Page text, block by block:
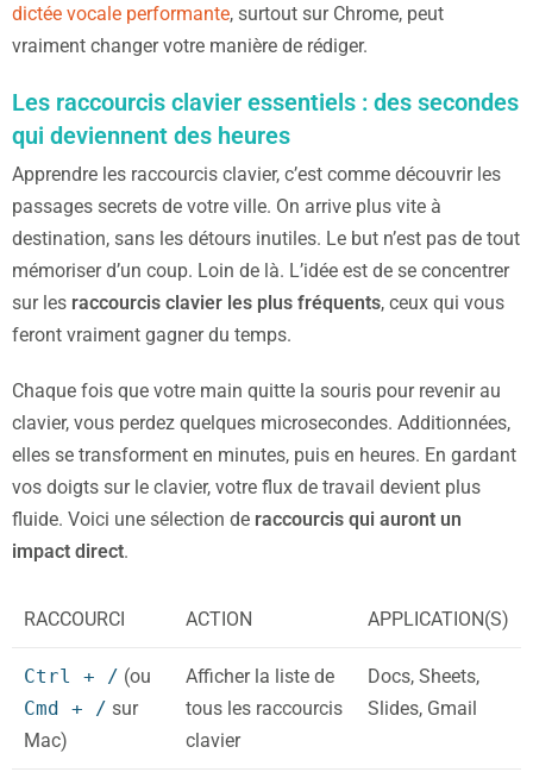
dictée vocale performante, surtout sur Chrome, peut
vraiment changer votre manière de rédiger.
Les raccourcis clavier essentiels : des secondes
qui deviennent des heures
Apprendre les raccourcis clavier, c’est comme découvrir les
passages secrets de votre ville. On arrive plus vite à
destination, sans les détours inutiles. Le but n’est pas de tout
mémoriser d’un coup. Loin de là. L’idée est de se concentrer
sur les raccourcis clavier les plus fréquents, ceux qui vous
feront vraiment gagner du temps.
Chaque fois que votre main quitte la souris pour revenir au
clavier, vous perdez quelques microsecondes. Additionnées,
elles se transforment en minutes, puis en heures. En gardant
vos doigts sur le clavier, votre flux de travail devient plus
fluide. Voici une sélection de raccourcis qui auront un
impact direct.
RACCOURCI ACTION APPLICATION(S)
Ctrl + / (ou
Cmd + / sur
Mac)
Afficher la liste de
tous les raccourcis
clavier
Docs, Sheets,
Slides, Gmail